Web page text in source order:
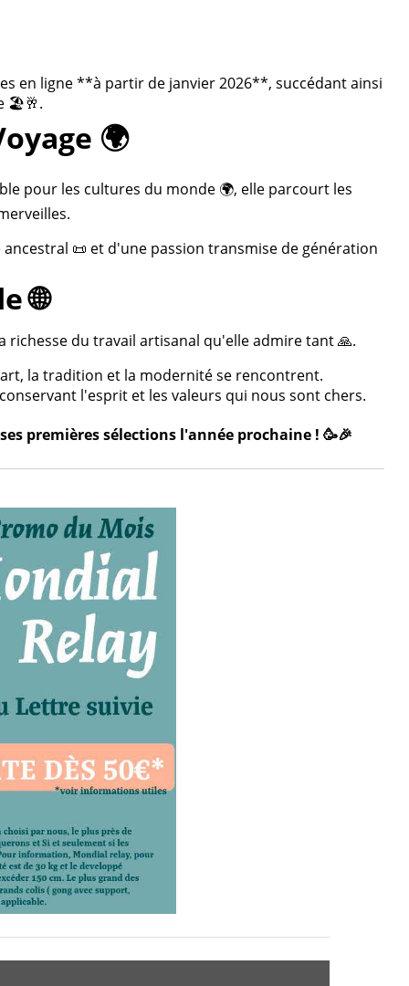
en ligne **à partir de janvier 2026**, succédant ainsi
🏖️🥂.
🌍
pour les cultures du monde 🌍, elle parcourt les
📜 et d'une passion transmise de génération
🌐
richesse du travail artisanal qu'elle admire tant 🙏.
la tradition et la modernité se rencontrent.
l'esprit et les valeurs qui nous sont chers.
premières sélections l'année prochaine ! 🥳🎉